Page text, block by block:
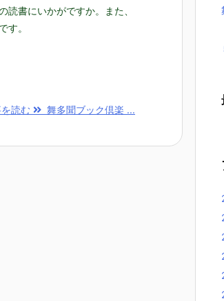
読書にいかがですか。また、
す。
読む 舞多聞ブック倶楽 ...